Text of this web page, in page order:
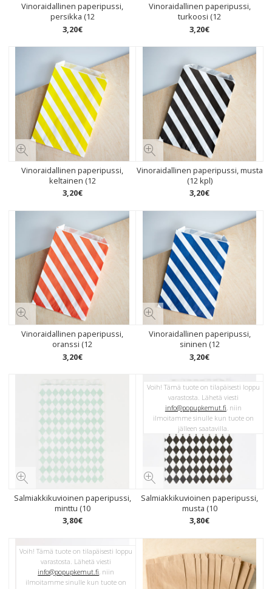
Vinoraidallinen paperipussi,
persikka (12
3,20€
Vinoraidallinen paperipussi,
turkoosi (12
3,20€
Vinoraidallinen paperipussi,
keltainen (12
3,20€
Vinoraidallinen paperipussi, musta
(12 kpl)
3,20€
Vinoraidallinen paperipussi,
oranssi (12
3,20€
Vinoraidallinen paperipussi,
sininen (12
3,20€
Salmiakkikuvioinen paperipussi,
minttu (10
3,80€
Salmiakkikuvioinen paperipussi,
musta (10
3,80€
Voih! Tämä tuote on tilapäisesti loppu
varastosta. Lähetä viesti
info@popupkemut.fi, niin
ilmoitamme sinulle kun tuote on
jälleen saatavilla.
Voih! Tämä tuote on tilapäisesti loppu
varastosta. Lähetä viesti
info@popupkemut.fi, niin
ilmoitamme sinulle kun tuote on